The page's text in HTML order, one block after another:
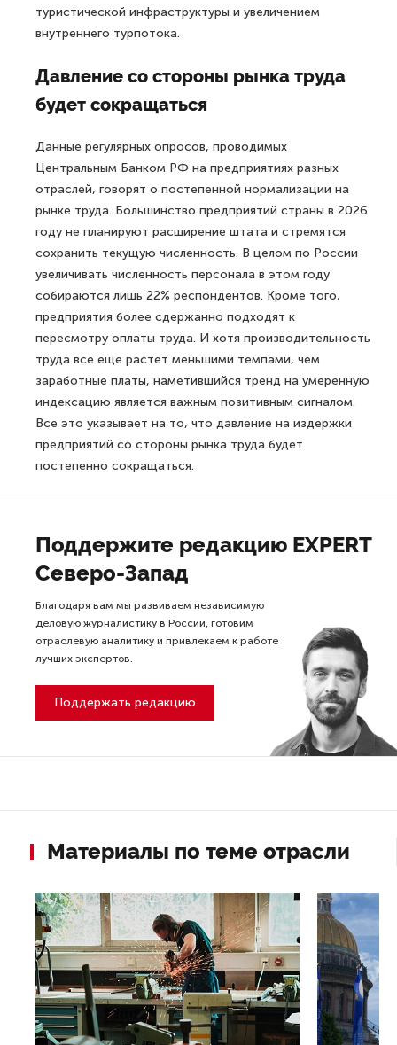
туристической инфраструктуры и увеличением
внутреннего турпотока.
Давление со стороны рынка труда
будет сокращаться
Данные регулярных опросов, проводимых
Центральным Банком РФ на предприятиях разных
отраслей, говорят о постепенной нормализации на
рынке труда. Большинство предприятий страны в 2026
году не планируют расширение штата и стремятся
сохранить текущую численность. В целом по России
увеличивать численность персонала в этом году
собираются лишь 22% респондентов. Кроме того,
предприятия более сдержанно подходят к
пересмотру оплаты труда. И хотя производительность
труда все еще растет меньшими темпами, чем
заработные платы, наметившийся тренд на умеренную
индексацию является важным позитивным сигналом.
Все это указывает на то, что давление на издержки
предприятий со стороны рынка труда будет
постепенно сокращаться.
Поддержите редакцию EXPERT
Северо-Запад
Благодаря вам мы развиваем независимую
деловую журналистику в России, готовим
отраслевую аналитику и привлекаем к работе
лучших экспертов.
Поддержать редакцию
Материалы по теме отрасли